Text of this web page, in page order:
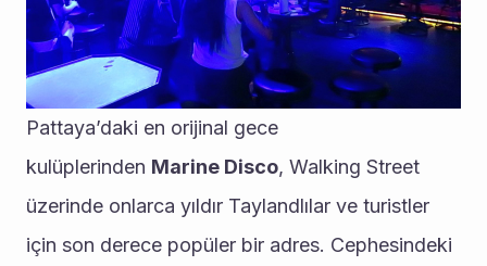
Pattaya’daki en orijinal gece
kulüplerinden Marine Disco, Walking Street
üzerinde onlarca yıldır Taylandlılar ve turistler
için son derece popüler bir adres. Cephesindeki